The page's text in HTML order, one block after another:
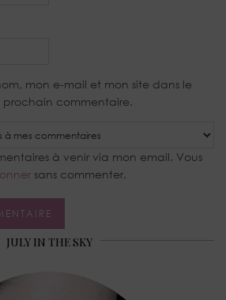
mon e-mail et mon site dans le
commentaire.
à venir via mon email. Vous
sans commenter.
JULY IN THE SKY